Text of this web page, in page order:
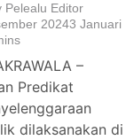
Pelealu Editor
20243 Januari
–
Predikat
dilaksanakan di